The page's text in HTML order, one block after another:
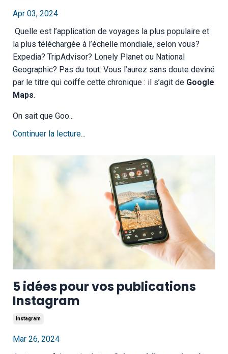
Apr 03, 2024
Quelle est l’application de voyages la plus populaire et
la plus téléchargée à l’échelle mondiale, selon vous?
Expedia? TripAdvisor? Lonely Planet ou National
Geographic? Pas du tout. Vous l’aurez sans doute deviné
par le titre qui coiffe cette chronique : il s’agit de Google
Maps.
On sait que Goo...
Continuer la lecture...
5 idées pour vos publications
Instagram
Instagram
Mar 26, 2024